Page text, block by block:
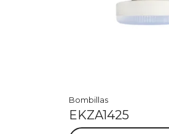
Bombillas
EKZA1425